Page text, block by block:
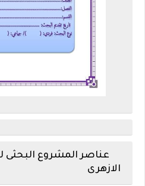
عناصر المشروع البحثى
الازهرى